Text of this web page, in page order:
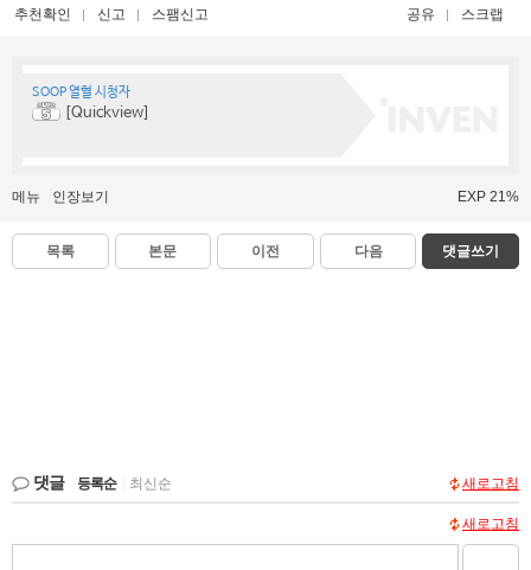
추천확인 신고 스팸신고 공유 스크랩
SOOP 열혈 시청자
[Quickview]
메뉴 인장보기 EXP 21%
목록 본문 이전 다음 댓글쓰기
댓글 등록순 최신순 새로고침
새로고침